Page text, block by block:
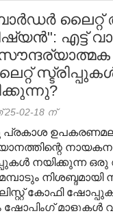
എട്ട്
02-18 ന്
പ്രകാശ
നയിക്കുന്ന
നിശബ്ദമായി
കോഫി
മാളുകൾ